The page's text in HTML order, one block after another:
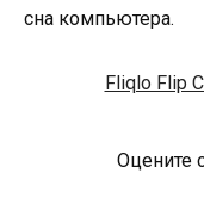
сна компьютера.
Fliqlo Flip
Оцените